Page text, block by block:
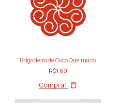
Brigadeiro de Coco Queimado
R$1,80
Comprar